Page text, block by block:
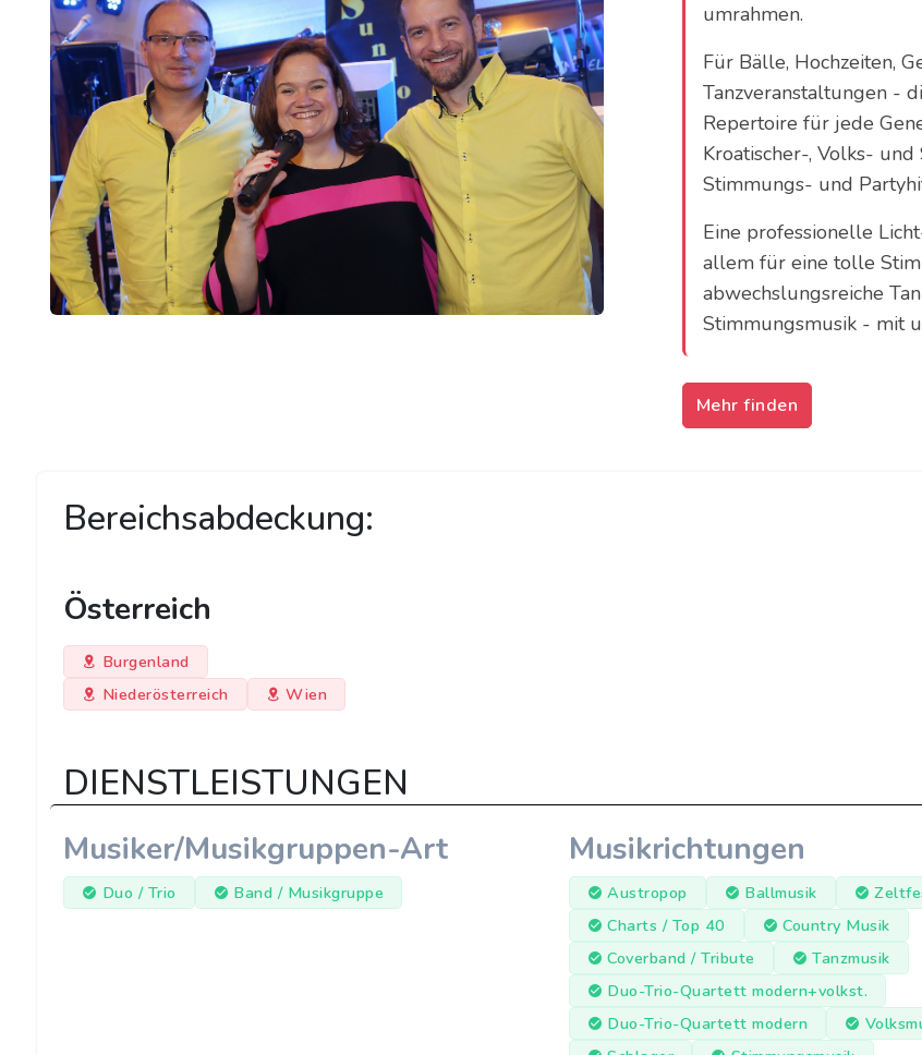
umrahmen.
Für Bälle, Hochzeiten,
Tanzveranstaltungen -
Repertoire für jede
Kroatischer-, Volks-
Stimmungs- und
Eine professionelle
allem für eine tolle
abwechslungsreiche
Stimmungsmusik - mit
Mehr finden
Bereichsabdeckung:
Österreich
Burgenland
Niederösterreich
Wien
DIENSTLEISTUNGEN
Musiker/Musikgruppen-Art
Duo / Trio Band / Musikgruppe
Musikrichtungen
Austropop Ballmusik
Charts / Top 40
Country Musik
Coverband / Tribute
Tanzmusik
Duo-Trio-Quartett modern+volkst.
Duo-Trio-Quartett modern